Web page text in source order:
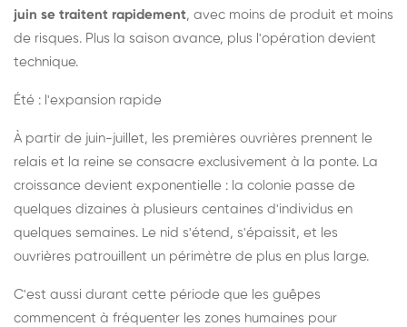
juin se traitent rapidement, avec moins de produit et moins
de risques. Plus la saison avance, plus l'opération devient
technique.
Été : l'expansion rapide
À partir de juin-juillet, les premières ouvrières prennent le
relais et la reine se consacre exclusivement à la ponte. La
croissance devient exponentielle : la colonie passe de
quelques dizaines à plusieurs centaines d'individus en
quelques semaines. Le nid s'étend, s'épaissit, et les
ouvrières patrouillent un périmètre de plus en plus large.
C'est aussi durant cette période que les guêpes
commencent à fréquenter les zones humaines pour